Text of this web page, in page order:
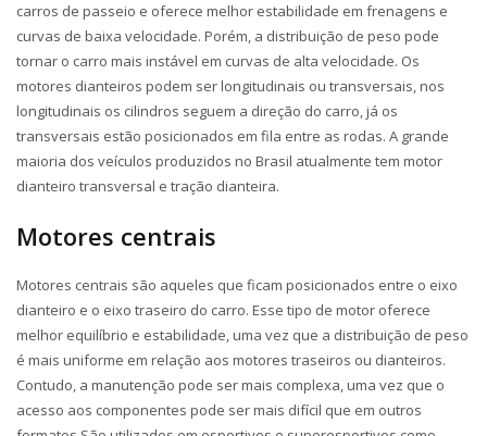
carros de passeio e oferece melhor estabilidade em frenagens e
curvas de baixa velocidade. Porém, a distribuição de peso pode
tornar o carro mais instável em curvas de alta velocidade. Os
motores dianteiros podem ser longitudinais ou transversais, nos
longitudinais os cilindros seguem a direção do carro, já os
transversais estão posicionados em fila entre as rodas. A grande
maioria dos veículos produzidos no Brasil atualmente tem motor
dianteiro transversal e tração dianteira.
Motores centrais
Motores centrais são aqueles que ficam posicionados entre o eixo
dianteiro e o eixo traseiro do carro. Esse tipo de motor oferece
melhor equilíbrio e estabilidade, uma vez que a distribuição de peso
é mais uniforme em relação aos motores traseiros ou dianteiros.
Contudo, a manutenção pode ser mais complexa, uma vez que o
acesso aos componentes pode ser mais difícil que em outros